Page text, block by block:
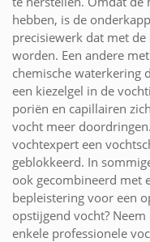
hebben, is de
precisiewerk dat met
worden. Een andere
chemische waterkering
een kiezelgel in de
poriën en capillairen
vocht meer
vochtexpert een
geblokkeerd. In
ook gecombineerd met
bepleistering voor een
opstijgend vocht?
enkele professionele